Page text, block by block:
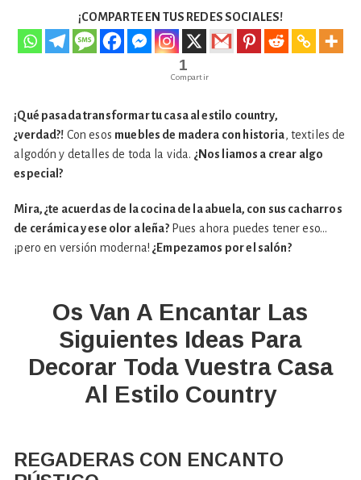
¡COMPARTE EN TUS REDES SOCIALES!
1
Compartir
¡Qué pasada transformar tu casa al estilo country,
¿verdad?! Con esos muebles de madera con historia, textiles de
algodón y detalles de toda la vida. ¿Nos liamos a crear algo
especial?
Mira, ¿te acuerdas de la cocina de la abuela, con sus cacharros
de cerámica y ese olor a leña?Pues ahora puedes tener eso…
¡pero en versión moderna!¿Empezamos por el salón?
Os Van A Encantar Las
Siguientes Ideas Para
Decorar Toda Vuestra Casa
Al Estilo Country
REGADERAS CON ENCANTO